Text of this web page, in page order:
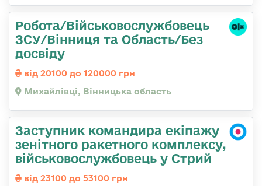
Робота/Військовослужбовець
ЗСУ/Вінниця та Область/Без
досвіду
від 20100 до 120000 грн
Михайлівці, Вінницька область
Заступник командира екіпажу
зенітного ракетного комплексу,
військовослужбовець у Стрий
від 23100 до 53100 грн